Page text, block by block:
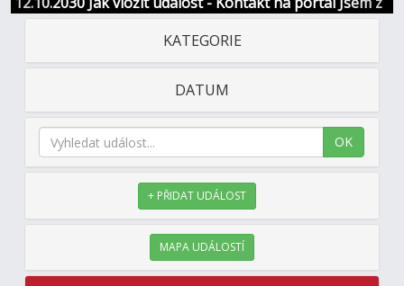
Jihlavy
KATEGORIE
DATUM
OK
+ PŘIDAT UDÁLOST
MAPA UDÁLOSTÍ